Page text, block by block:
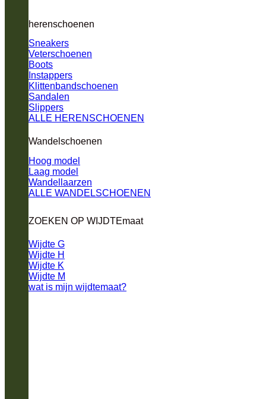
herenschoenen
Sneakers
Veterschoenen
Boots
Instappers
Klittenbandschoenen
Sandalen
Slippers
ALLE HERENSCHOENEN
Wandelschoenen
Hoog model
Laag model
Wandellaarzen
ALLE WANDELSCHOENEN
ZOEKEN OP WIJDTEmaat
Wijdte G
Wijdte H
Wijdte K
Wijdte M
wat is mijn wijdtemaat?